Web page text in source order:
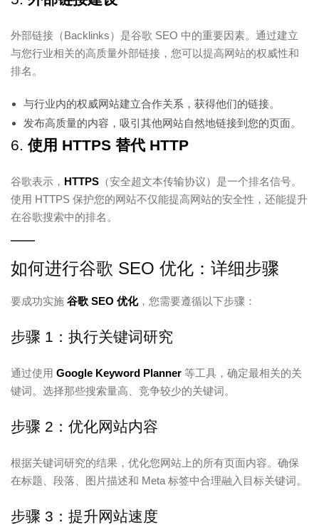
外部链接（Backlinks）是谷歌 SEO 中的重要因素。通过建立
与您行业相关的高质量外部链接，您可以提高网站的权威性和
排名。
与行业内的权威网站建立合作关系，获得他们的链接。
发布高质量的内容，吸引其他网站自然地链接到您的页面。
6.使用 HTTPS 替代 HTTP
谷歌表示， HTTPS （安全超文本传输协议）是一个排名信号。
使用 HTTPS 保护您的网站不仅能提高网站的安全性，还能提升
在谷歌搜索中的排名。
如何进行谷歌 SEO 优化：详细步骤
要成功实施 谷歌 SEO 优化，您需要遵循以下步骤：
步骤 1：执行关键词研究
通过使用 Google Keyword Planner 等工具，确定最相关的关
键词。选择那些搜索量高、竞争较少的关键词。
步骤 2：优化网站内容
根据关键词研究的结果，优化您网站上的所有页面内容。确保
在标题、段落、图片描述和 Meta 标签中合理融入目标关键词。
步骤 3：提升网站速度